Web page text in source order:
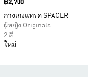
Price
฿2,700
กางเกงแทรค SPACER
ผู้หญิง Originals
2 สี
ใหม่